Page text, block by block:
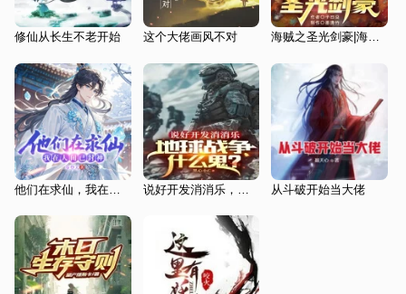
修仙从长生不老开始 这个大佬画风不对 海贼之圣光剑豪|海贼王同人|热血搞笑|多人有声剧
从斗破开始当大佬